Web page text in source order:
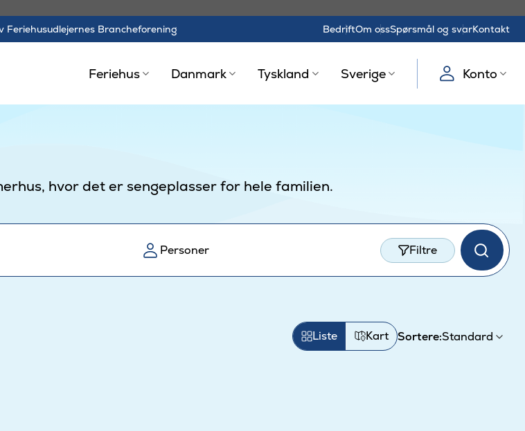
Feriehusudlejernes Brancheforening BedriftOm ossSpørsmål og svarKontakt
Feriehus Danmark Tyskland Sverige Konto
hvor det er sengeplasser for hele familien.
Personer Filtre
Sortere:
Liste Kart